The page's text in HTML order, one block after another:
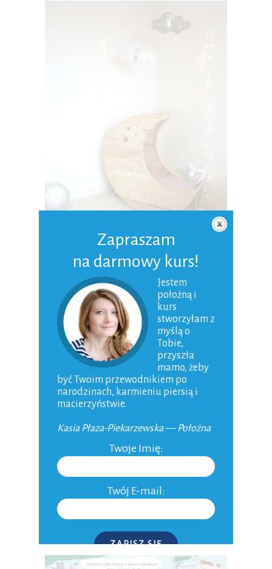
O kołysce…
Zabawy z niemowlakiem
15-01-2009
Inspiracje – pokój niemowlęcy i dziecięcy dla
06-11-2015
Zapraszam
na darmowy kurs!
Jestem
położną i
kurs
stworzyłam z
myślą o
Tobie,
przyszła
mamo, żeby
być Twoim przewodnikiem po
narodzinach, karmieniu piersią i
macierzyństwie.
Kasia Płaza-Piekarzewska — Położna
Twoje Imię:
Twój E-mail:
ZAPISZ SIĘ